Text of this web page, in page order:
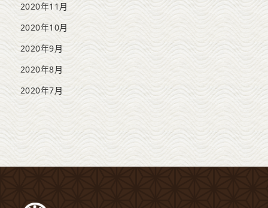
2020年11月
2020年10月
2020年9月
2020年8月
2020年7月